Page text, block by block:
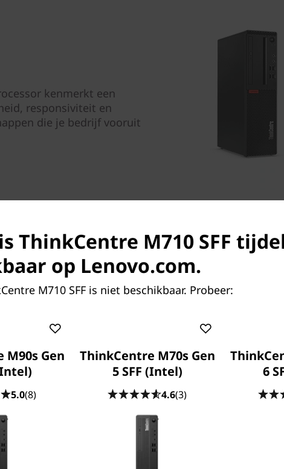
kenmerkt een
responsiviteit en
die je bedrijf vooruit
De
nieuwste
vergelijking
PCIe de
apps
kunt halen
...en
ThinkCentre M710 SFF
op Lenovo.com.
M710 SFF is niet beschikbaar. Probeer:
Gen
5.0(8)
ThinkCentre M70s Gen
5 SFF (Intel)
4.6(3)
6